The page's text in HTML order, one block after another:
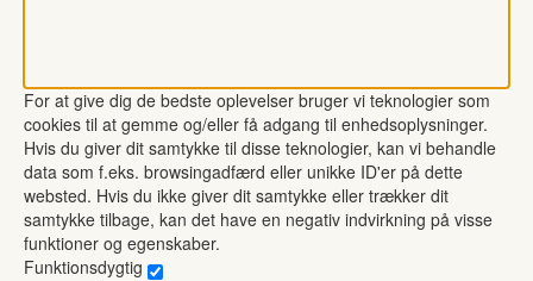
For at give dig de bedste oplevelser bruger vi teknologier som
cookies til at gemme og/eller få adgang til enhedsoplysninger.
Hvis du giver dit samtykke til disse teknologier, kan vi behandle
data som f.eks. browsingadfærd eller unikke ID'er på dette
websted. Hvis du ikke giver dit samtykke eller trækker dit
samtykke tilbage, kan det have en negativ indvirkning på visse
funktioner og egenskaber.
Funktionsdygtig